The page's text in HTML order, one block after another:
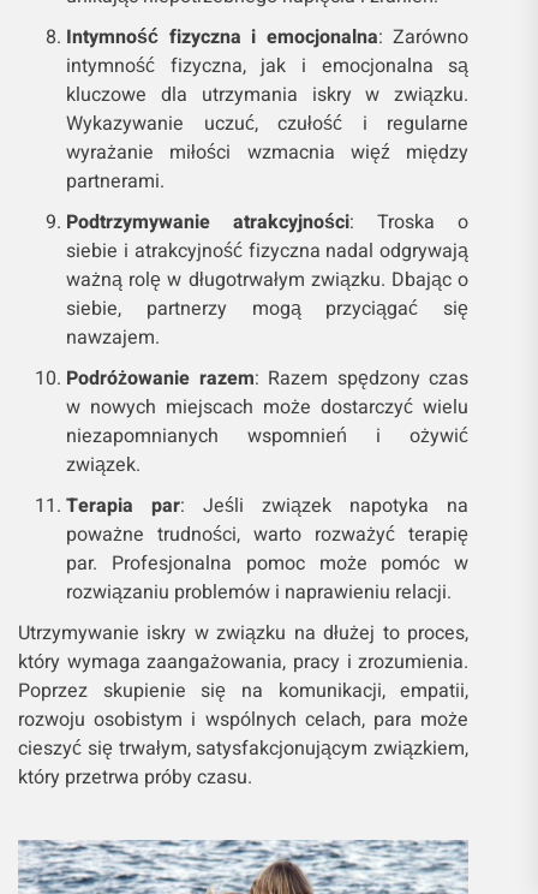
Intymność fizyczna i emocjonalna: Zarówno
intymność fizyczna, jak i emocjonalna są
kluczowe dla utrzymania iskry w związku.
Wykazywanie uczuć, czułość i regularne
wyrażanie miłości wzmacnia więź między
partnerami.
Podtrzymywanie atrakcyjności: Troska o
siebie i atrakcyjność fizyczna nadal odgrywają
ważną rolę w długotrwałym związku. Dbając o
siebie, partnerzy mogą przyciągać się
nawzajem.
Podróżowanie razem: Razem spędzony czas
w nowych miejscach może dostarczyć wielu
niezapomnianych wspomnień i ożywić
związek.
Terapia par: Jeśli związek napotyka na
poważne trudności, warto rozważyć terapię
par. Profesjonalna pomoc może pomóc w
rozwiązaniu problemów i naprawieniu relacji.
Utrzymywanie iskry w związku na dłużej to proces,
który wymaga zaangażowania, pracy i zrozumienia.
Poprzez skupienie się na komunikacji, empatii,
rozwoju osobistym i wspólnych celach, para może
cieszyć się trwałym, satysfakcjonującym związkiem,
który przetrwa próby czasu.